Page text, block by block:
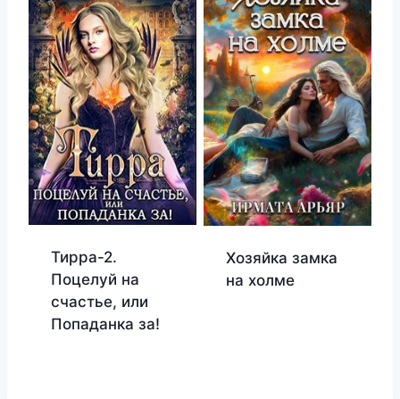
Тирра-2.
Поцелуй на
счастье, или
Попаданка за!
Хозяйка замка
на холме